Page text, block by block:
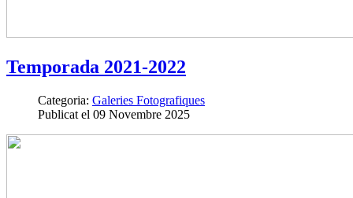
Temporada 2021-2022
Categoria: Galeries Fotografiques
Publicat el 09 Novembre 2025